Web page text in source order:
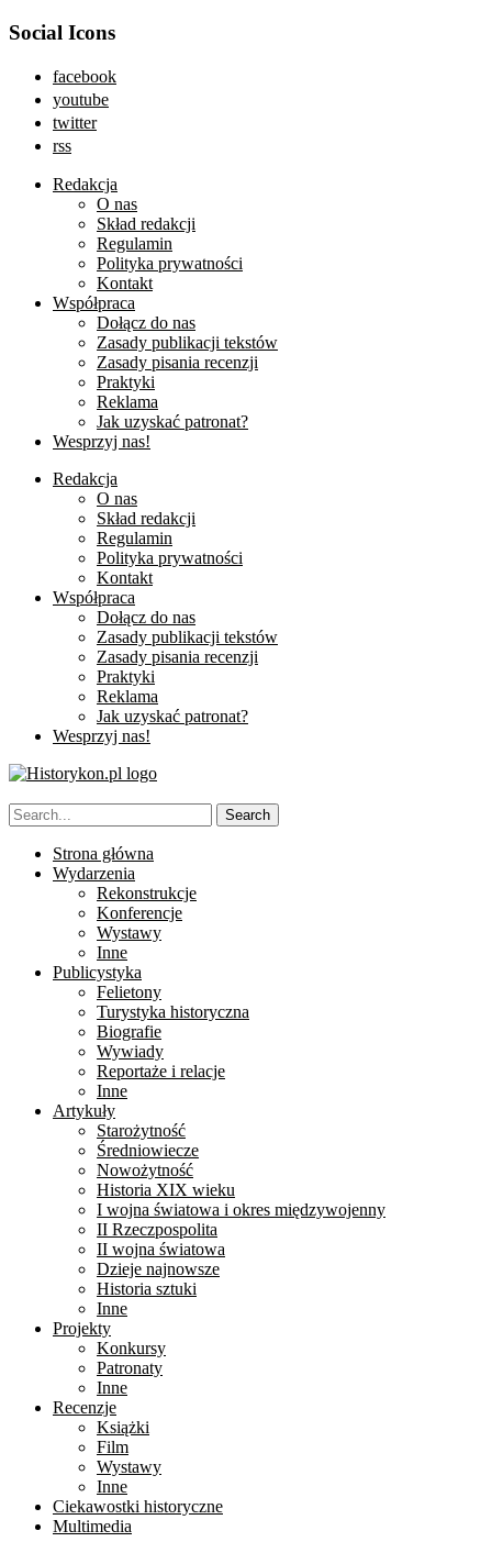
Social Icons
facebook
youtube
twitter
rss
Redakcja
O nas
Skład redakcji
Regulamin
Polityka prywatności
Kontakt
Współpraca
Dołącz do nas
Zasady publikacji tekstów
Zasady pisania recenzji
Praktyki
Reklama
Jak uzyskać patronat?
Wesprzyj nas!
Redakcja
O nas
Skład redakcji
Regulamin
Polityka prywatności
Kontakt
Współpraca
Dołącz do nas
Zasady publikacji tekstów
Zasady pisania recenzji
Praktyki
Reklama
Jak uzyskać patronat?
Wesprzyj nas!
Strona główna
Wydarzenia
Rekonstrukcje
Konferencje
Wystawy
Inne
Publicystyka
Felietony
Turystyka historyczna
Biografie
Wywiady
Reportaże i relacje
Inne
Artykuły
Starożytność
Średniowiecze
Nowożytność
Historia XIX wieku
I wojna światowa i okres międzywojenny
II Rzeczpospolita
II wojna światowa
Dzieje najnowsze
Historia sztuki
Inne
Projekty
Konkursy
Patronaty
Inne
Recenzje
Książki
Film
Wystawy
Inne
Ciekawostki historyczne
Multimedia